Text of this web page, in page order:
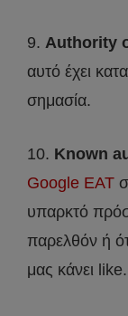
9. Authority
αυτό έχει
σημασία.
10. Known
Google EAT
υπαρκτό
παρελθόν ή
μας κάνει like.